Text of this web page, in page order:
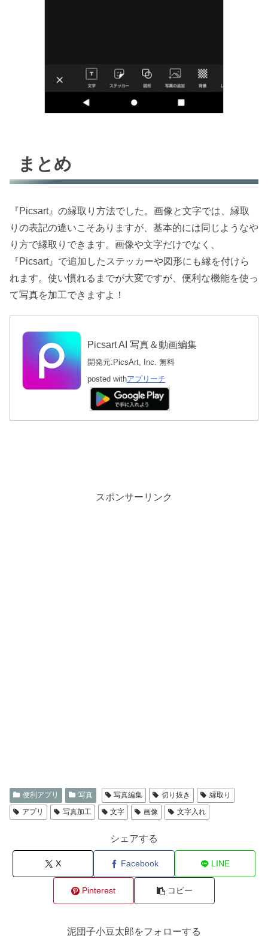
まとめ
『Picsart』の縁取り方法でした。画像と文字では、縁取
りの表記の違いこそありますが、基本的には同じようなや
り方で縁取りできます。画像や文字だけでなく、
『Picsart』で追加したステッカーや図形にも縁を付けら
れます。使い慣れるまでが大変ですが、便利な機能を使っ
て写真を加工できますよ！
Picsart AI 写真＆動画編集
開発元: PicsArt, Inc. 無料
posted withアプリーチ
スポンサーリンク
便利アプリ 写真 写真編集 切り抜き
縁取り
アプリ
写真加工 文字 画像 文字入れ
シェアする
X Facebook LINE
Pinterest コピー
泥団子小豆太郎をフォローする